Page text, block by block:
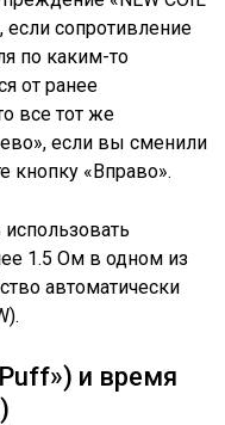
если сопротивление
по каким-то
от ранее
все тот же
если вы сменили
кнопку «Вправо».
1.5 Ом в одном из
автоматически
и время